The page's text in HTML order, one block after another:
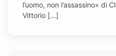
l’uomo, non l’assassino» di
Vittorio [...]